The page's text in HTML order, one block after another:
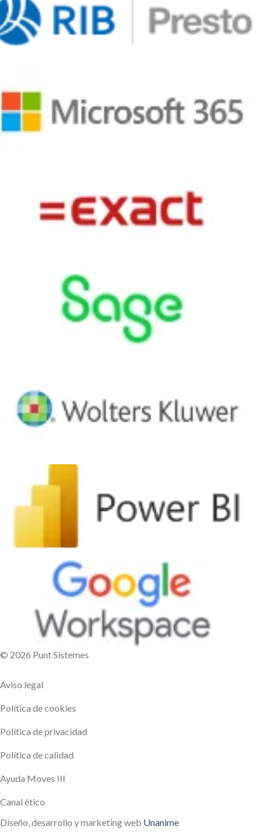
© 2026 Punt Sistemes
Aviso legal
Política de cookies
Política de privacidad
Política de calidad
Ayuda Moves III
Canal ético
Diseño, desarrollo y marketing web Unanime